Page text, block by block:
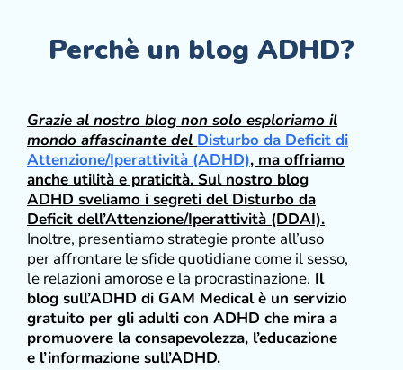
Perchè un blog ADHD?
Grazie al nostro blog non solo esploriamo il
mondo affascinante del Disturbo da Deficit di
Attenzione/Iperattività (ADHD), ma offriamo
anche utilità e praticità. Sul nostro blog
ADHD sveliamo i segreti del Disturbo da
Deficit dell’Attenzione/Iperattività (DDAI).
Inoltre, presentiamo strategie pronte all’uso
per affrontare le sfide quotidiane come il sesso,
le relazioni amorose e la procrastinazione. Il
blog sull’ADHD di GAM Medical è un servizio
gratuito per gli adulti con ADHD che mira a
promuovere la consapevolezza, l’educazione
e l’informazione sull’ADHD.